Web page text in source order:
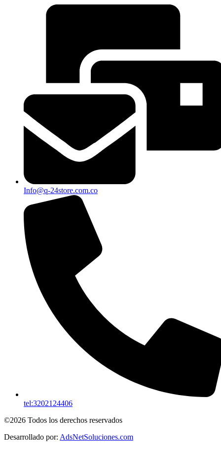
Info@q-24store.com.co
tel:3202124406
©2026 Todos los derechos reservados
Desarrollado por: AdsNetSoluciones.com